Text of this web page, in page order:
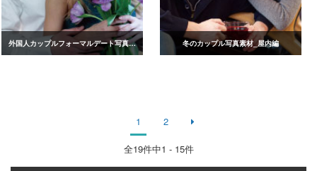
外国人カップルフォーマルデート写真素材 冬のカップル写真素材_屋内編
1 2
全19件中1 - 15件